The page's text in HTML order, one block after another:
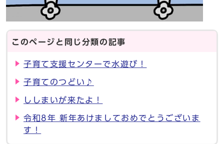
このページと同じ分類の記事
子育て支援センターで水遊び！
子育てのつどい♪
ししまいが来たよ！
令和8年 新年あけましておめでとうございま
す！